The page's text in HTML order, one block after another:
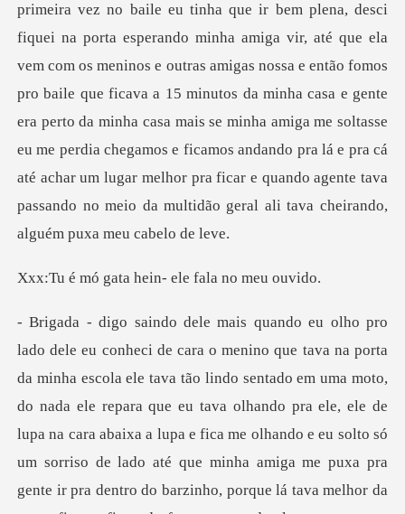
primeira vez no baile eu tinha que ir bem plena, desci
fiquei na porta esperando minha amiga vir, até que ela
vem com os meninos e outras amigas nossa e então fomos
pro baile que ficava a 15 minutos da minha casa e gente
era
a hein- ele fal
le repara que eu tava olhando pra ele, ele de
lupa na cara abaixa a lupa e fica me olhando e eu solto só
um sorriso de lado até que minha amiga me puxa pra
gente ir pra dentr